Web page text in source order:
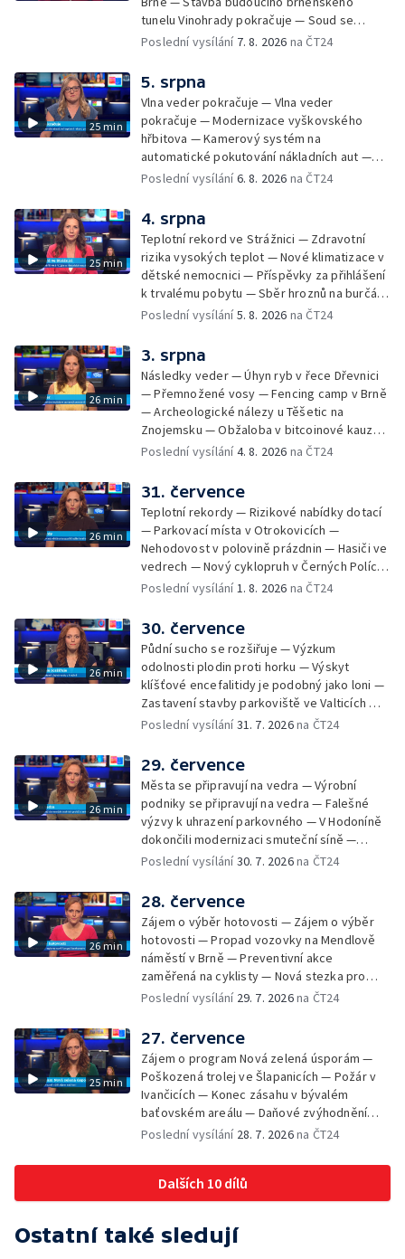
tunelu Vinohrady pokračuje — Soud se
žhářem zlínského baru — Odložení bourání
Czech Rally Zlín — Začal 7. ročník festivalu
Pop Messe — Přestavba mostu v Hodoníně
— Fenomén památníčků
Poslední vysílání 7. 8. 2026 na ČT24
25 min
5. srpna
Vlna veder pokračuje — Vlna veder
pokračuje — Modernizace vyškovského
hřbitova — Kamerový systém na
automatické pokutování nákladních aut —
Demolice vyhořelé budovy ve Zlíně — Případ
stadionu na Vyškovsku — Výstraha před
bouřkami — Brno hostí Mezinárodní kytarový
festival — Očkování po kousnutí netopýrem
Poslední vysílání6. 8. 2026 na ČT24
25 min
4. srpna
Teplotní rekord ve Strážnici — Zdravotní
rizika vysokých teplot — Nové klimatizace v
dětské nemocnici — Příspěvky za přihlášení
k trvalému pobytu — Sběr hroznů na burčák
— Dokončení oprav vedení — Skončil termín
vody v obcích — Vyschlá koryta potoků —
Sdílení strážníků na Brněnsku
Poslední vysílání5. 8. 2026 na ČT24
26 min
3. srpna
Následky veder — Úhyn ryb v řece Dřevnici
— Přemnožené vosy — Fencing camp v Brně
— Archeologické nálezy u Těšetic na
Znojemsku — Obžaloba v bitcoinové kauze
— Přestavba silnice přes Bzenec na
Zašové — Letní opravy divadel — Český hlas
ve vesmíru
Poslední vysílání4. 8. 2026 na ČT24
26 min
31. července
Teplotní rekordy — Rizikové nabídky dotací
— Parkovací místa v Otrokovicích —
Nehodovost v polovině prázdnin — Hasiči ve
vedrech — Nový cyklopruh v Černých Polích
— Květinová výstava ve Věžkách
Poslední vysílání1. 8. 2026 na ČT24
26 min
30. července
Půdní sucho se rozšiřuje — Výzkum
odolnosti plodin proti horku — Výskyt
klíšťové encefalitidy je podobný jako loni —
Zastavení stavby parkoviště ve Valticích —
Spor o lokalitu lesa v Rožnově pod
organismus — Kybernetický incident na
Masarykově univerzitě — Slavnostní
vyřazení absolventů Univerzity obran —
Letní kurzy umění pro mladé — Mobilní
kurníky pomáhají na poli
Poslední vysílání31. 7. 2026na ČT24
26 min
29. července
Města se připravují na vedra — Výrobní
podniky se připravují na vedra — Falešné
výzvy k uhrazení parkovného — V Hodoníně
dokončili modernizaci smuteční síně —
Chybějící toalety u dětských hřišť —
bývalého nákupního domu Letná — Končí 52.
ročník Letní filmové školy — 3. ročník
komunitní akce Stůl ve středu — Cesta na
podporu paliativní péče
Poslední vysílání30. 7. 2026na ČT24
26 min
28. července
Zájem o výběr hotovosti — Zájem o výběr
hotovosti — Propad vozovky na Mendlově
náměstí v Brně — Preventivní akce
zaměřená na cyklisty — Nová stezka pro
cyklisty na Zlínsku — Letecká linka mezi
pozorovat zatmění Slunce — Den AČFK na
Letní filmové škole — Milan Uhde slaví 90 let
— Rekonstrukce vojenského srubu
Poslední vysílání 29. 7. 2026na ČT24
25 min
27. července
Zájem o program Nová zelená úsporám —
Poškozená trolej ve Šlapanicích — Požár v
Ivančicích — Konec zásahu v bývalém
baťovském areálu — Daňové zvýhodnění
vína — Výhružky na magistrátu v Olomouci —
Brněnské týmy v první fotbalové lize —
Chystaná rekonstrukce bývalé věznice —
Nový seriál pro děti
Poslední vysílání 28. 7. 2026na ČT24
Dalších 10 dílů
Ostatní také sledují